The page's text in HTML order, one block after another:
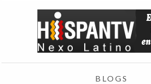
BLOGS